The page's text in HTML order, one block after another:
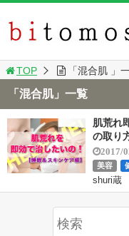
TOP 「混合肌 」
「混合肌」一覧
肌荒れ
の取り
2017/
美容
shuri蔵